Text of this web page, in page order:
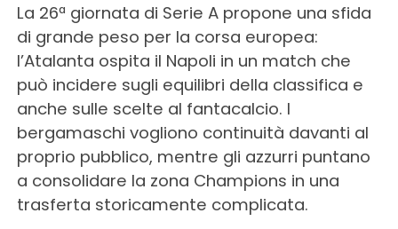
La 26ª giornata di Serie A propone una sfida
di grande peso per la corsa europea:
l’Atalanta ospita il Napoli in un match che
può incidere sugli equilibri della classifica e
anche sulle scelte al fantacalcio. I
bergamaschi vogliono continuità davanti al
proprio pubblico, mentre gli azzurri puntano
a consolidare la zona Champions in una
trasferta storicamente complicata.